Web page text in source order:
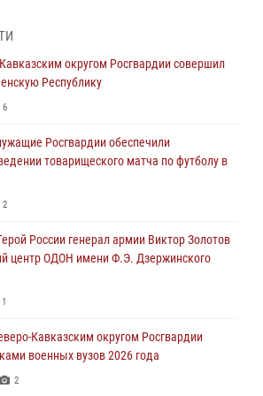
поддержке спецназа Росгвардии
(видео)
художественной гимнастике
войск правопорядка почтили
в акции «Волна памяти»,
освобождения Белгорода от
1
округом Росгвардии совершил
Республику
6
Росгвардии обеспечили
товарищеского матча по футболу в
2
России генерал армии Виктор Золотов
центр ОДОН имени Ф.Э. Дзержинского
1
Кавказским округом Росгвардии
военных вузов 2026 года
2